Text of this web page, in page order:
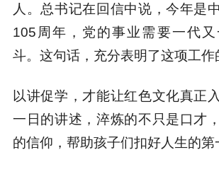
人。总书记在回信中说，今年是
105周年，党的事业需要一代
斗。这句话，充分表明了这项工作
以讲促学，才能让红色文化真正
一日的讲述，淬炼的不只是口才
的信仰，帮助孩子们扣好人生的第